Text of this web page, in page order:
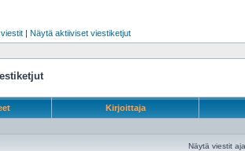
| Näytä aktiiviset viestiketjut
Kirjoittaja
Näytä viestit